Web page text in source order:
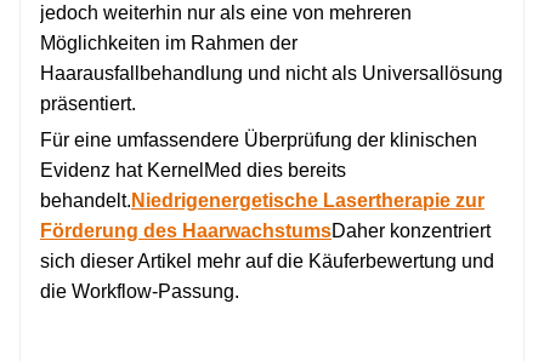
jedoch weiterhin nur als eine von mehreren
Möglichkeiten im Rahmen der
Haarausfallbehandlung und nicht als Universallösung
präsentiert.
Für eine umfassendere Überprüfung der klinischen
Evidenz hat KernelMed dies bereits
behandelt. Niedrigenergetische Lasertherapie zur
Förderung des HaarwachstumsDaher konzentriert
sich dieser Artikel mehr auf die Käuferbewertung und
die Workflow-Passung.